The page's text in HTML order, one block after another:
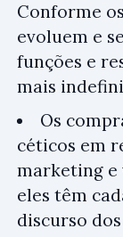
Conforme
evoluem e
funções e
mais
Os
céticos em
marketing e
eles têm
discurso